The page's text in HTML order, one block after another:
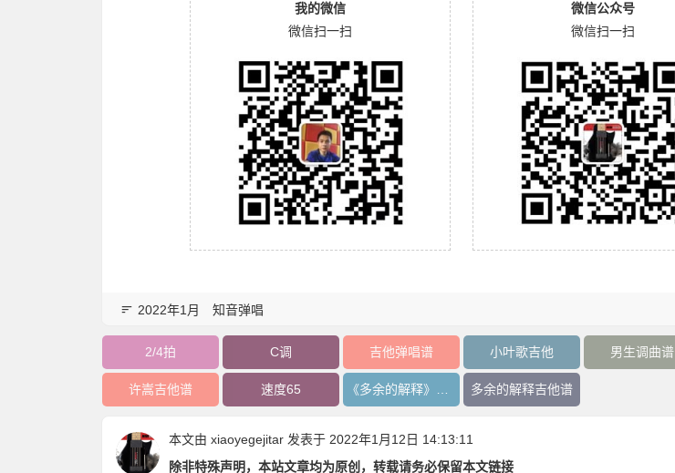
我的微信
微信扫一扫
微信公众号
微信扫一扫
2022年1月 知音弹唱
2/4拍 C调 吉他弹唱谱 小叶歌吉他 男生调曲谱
许嵩吉他谱 速度65 多余的解释吉他谱
本文由 xiaoyegejitar 发表于 2022年1月12日 14:13:11
除非特殊声明，本站文章均为原创，转载请务必保留本文链接